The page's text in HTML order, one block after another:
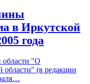
в Иркутской
года
области "О
(в редакции